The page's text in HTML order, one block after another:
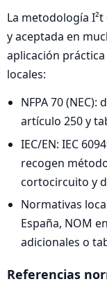
La metodología
y aceptada en
aplicación
locales:
NFPA 70
artículo 250 y
IEC/EN: IEC
recogen
cortocircuito y
Normativas
España, NOM
adicionales o
Referencias